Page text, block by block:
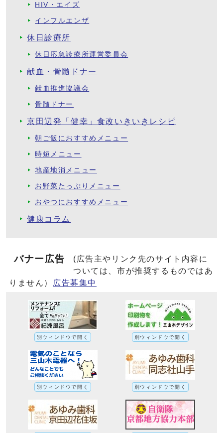
HIV・エイズ
インフルエンザ
休日診療所
休日応急診療所運営委員会
献血・骨髄ドナー
献血推進協議会
骨髄ドナー
京田辺発「健幸」食改いきいきレシピ
朝ご飯におすすめメニュー
時短メニュー
地産地消メニュー
お野菜たっぷりメニュー
おやつにおすすめメニュー
健康コラム
バナー広告
(広告主やリンク先のサイト内容に
ついては、市が推奨するものではあ
りません）
広告募集中
別ウィンドウで開く 別ウィンドウで開く
別ウィンドウで開く 別ウィンドウで開く